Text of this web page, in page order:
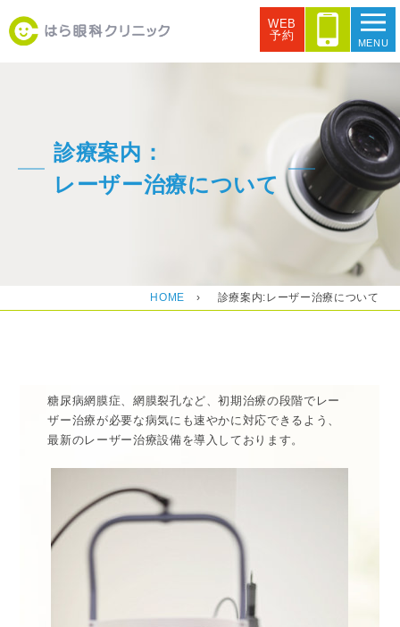
WEB
予約
MENU
診療案内：
レーザー治療について
HOME › 診療案内:レーザー治療について
糖尿病網膜症、網膜裂孔など、初期治療の段階でレー
ザー治療が必要な病気にも速やかに対応できるよう、
最新のレーザー治療設備を導入しております。